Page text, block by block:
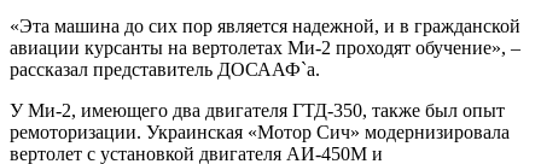
«Эта машина до сих пор является надежной, и в гражданской
авиации курсанты на вертолетах Ми-2 проходят обучение», –
рассказал представитель ДОСААФ`а.
У Ми-2, имеющего два двигателя ГТД-350, также был опыт
ремоторизации. Украинская «Мотор Сич» модернизировала
вертолет с установкой двигателя АИ-450М и